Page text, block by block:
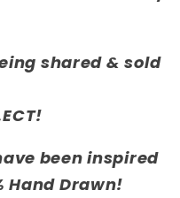
shared & sold
been inspired
Hand Drawn!